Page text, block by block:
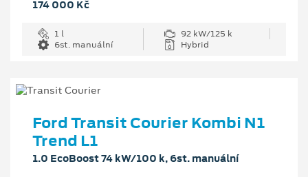
174 000 Kč
1 l
92 kW/125 k
6st. manuální
Hybrid
Ford Transit Courier Kombi N1
Trend L1
1.0 EcoBoost 74 kW/100 k, 6st. manuální